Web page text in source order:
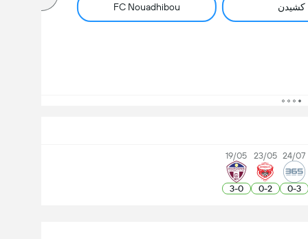
کشیدن FC Nouadhibou
24/07
3
-
0
23/05
2
-
0
19/05
0
-
3